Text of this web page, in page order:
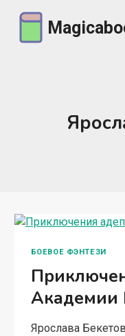
содержимому
БОЕВОЕ ФЭНТЕЗИ
Академии
Ярослава